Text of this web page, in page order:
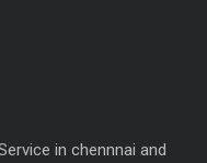
in chennnai and